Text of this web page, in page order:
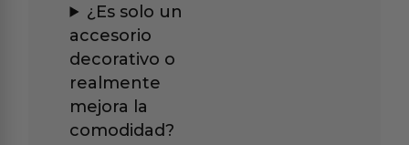
¿Es solo un
accesorio
decorativo o
realmente
mejora la
comodidad?